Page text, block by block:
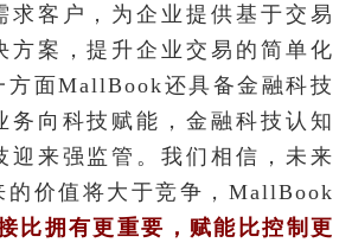
求客户，为企业提供基于交易
方案，提升企业交易的简单化
方面MallBook还具备金融科技
务向科技赋能，金融科技认知
迎来强监管。我们相信，未来
的价值将大于竞争，MallBook
比拥有更重要，赋能比控制更